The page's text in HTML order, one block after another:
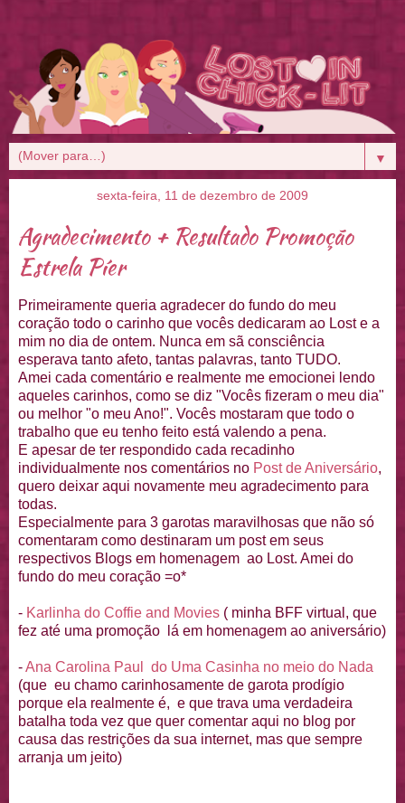
▼
sexta-feira, 11 de dezembro de 2009
Agradecimento + Resultado Promoção
Estrela Píer
Primeiramente queria agradecer do fundo do meu
coração todo o carinho que vocês dedicaram ao Lost e a
mim no dia de ontem. Nunca em sã consciência
esperava tanto afeto, tantas palavras, tanto TUDO.
Amei cada comentário e realmente me emocionei lendo
aqueles carinhos, como se diz "Vocês fizeram o meu dia"
ou melhor "o meu Ano!". Vocês mostaram que todo o
trabalho que eu tenho feito está valendo a pena.
E apesar de ter respondido cada recadinho
individualmente nos comentários no Post de Aniversário,
quero deixar aqui novamente meu agradecimento para
todas.
Especialmente para 3 garotas maravilhosas que não só
comentaram como destinaram um post em seus
respectivos Blogs em homenagem ao Lost. Amei do
fundo do meu coração =o*
- Karlinha do Coffie and Movies ( minha BFF virtual, que
fez até uma promoção lá em homenagem ao aniversário)
-Ana Carolina Paul do Uma Casinha no meio do Nada
(que eu chamo carinhosamente de garota prodígio
porque ela realmente é, e que trava uma verdadeira
batalha toda vez que quer comentar aqui no blog por
causa das restrições da sua internet, mas que sempre
arranja um jeito)